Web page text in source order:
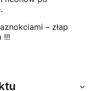
– złap
!!!